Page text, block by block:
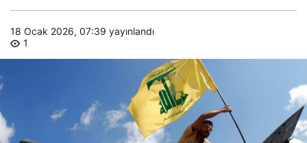
18 Ocak 2026, 07:39 yayınlandı
1